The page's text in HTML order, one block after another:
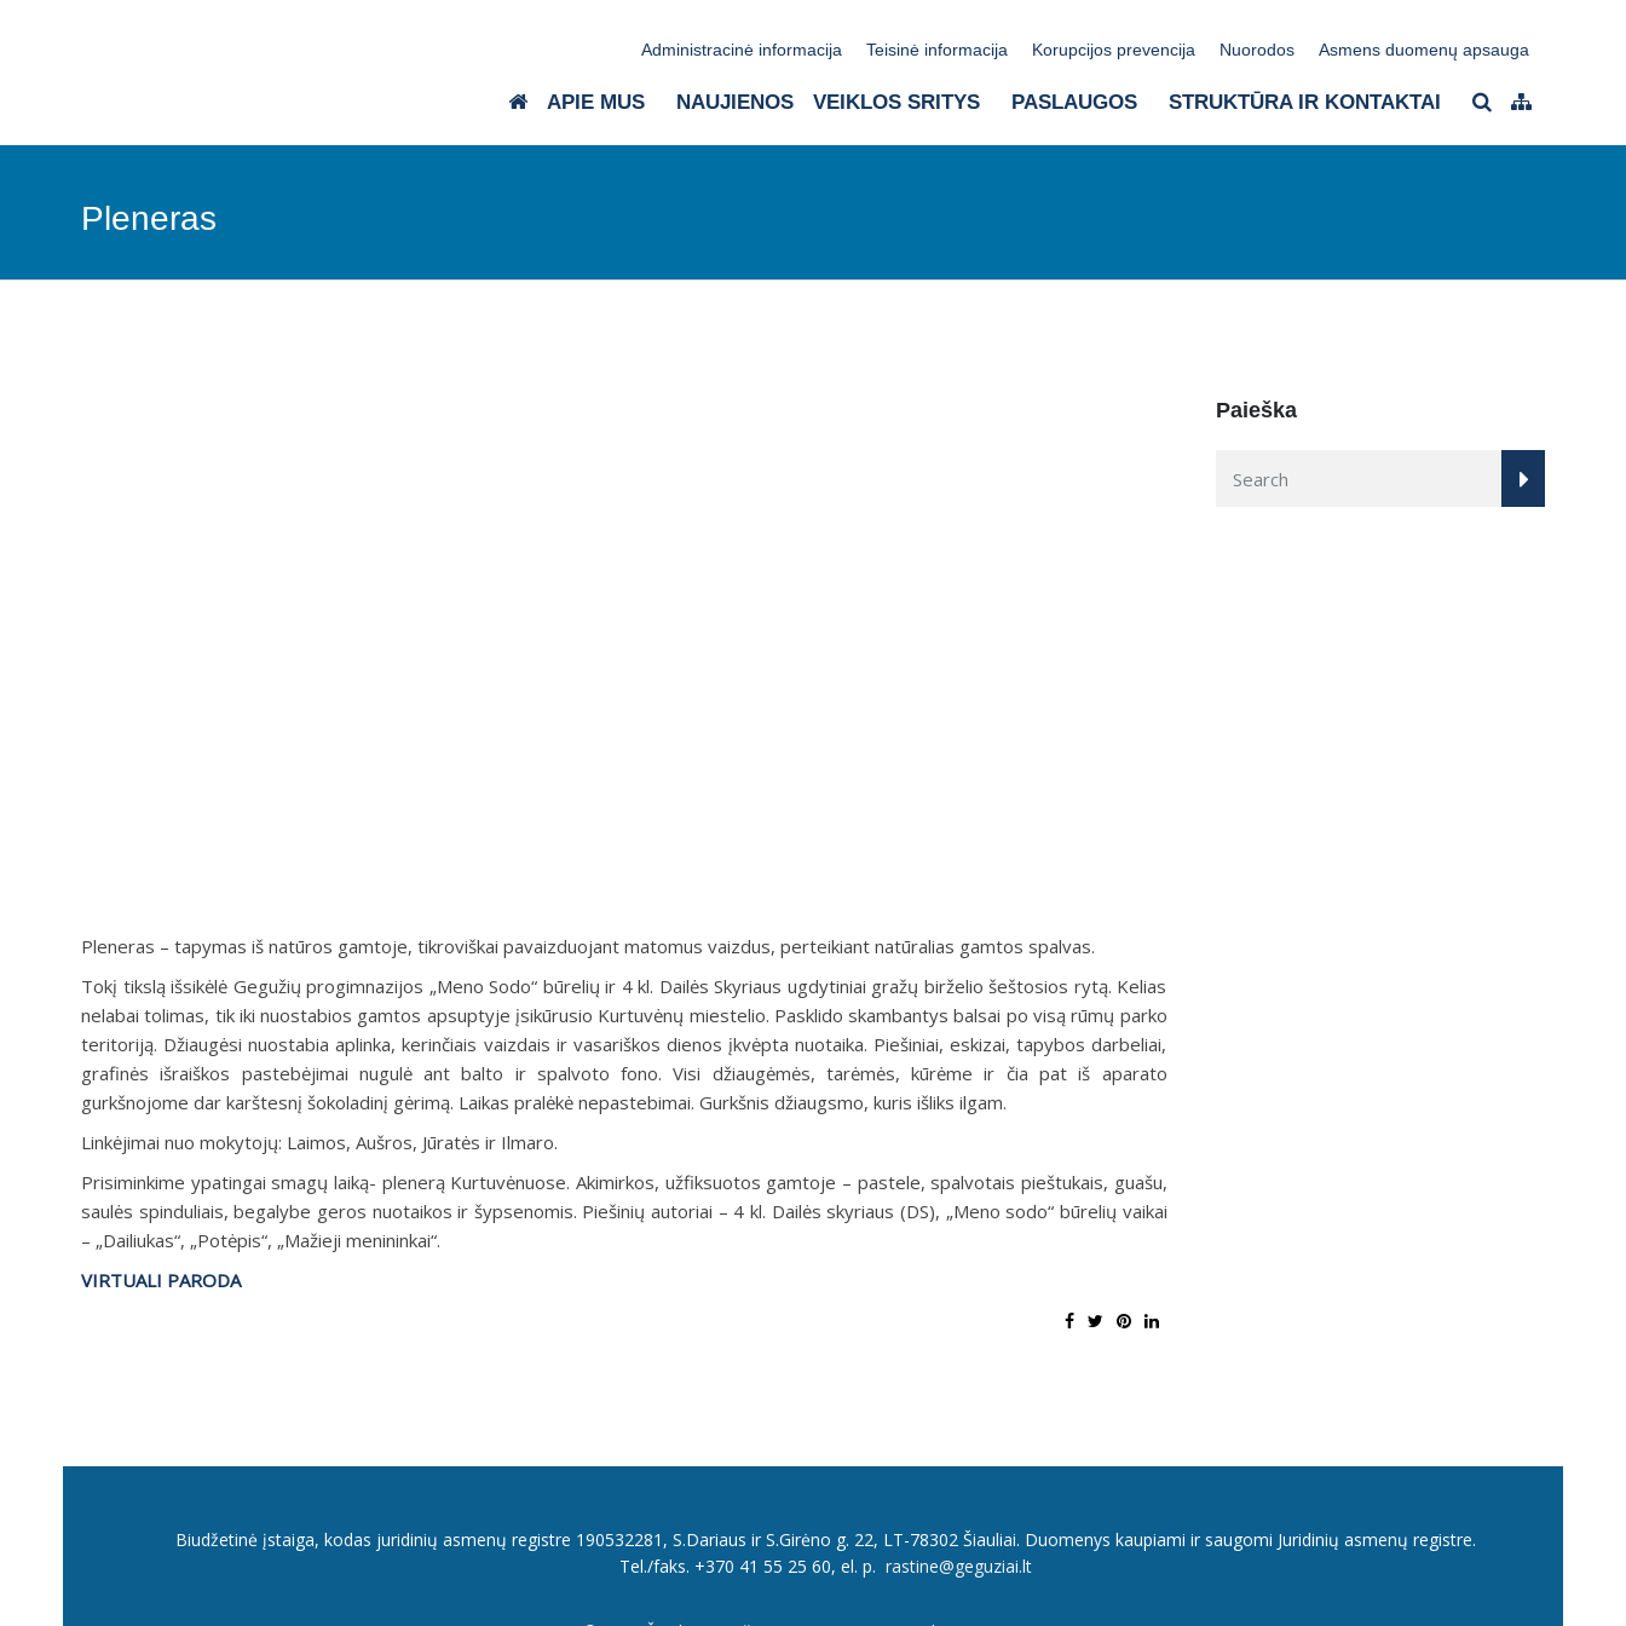
Administracinė informacija Teisinė informacija Korupcijos prevencija Nuorodos Asmens duomenų apsauga
APIE MUS NAUJIENOS VEIKLOS SRITYS PASLAUGOS STRUKTŪRA IR KONTAKTAI
Pleneras
Pleneras – tapymas iš natūros gamtoje, tikroviškai pavaizduojant matomus vaizdus, perteikiant natūralias gamtos spalvas.
Tokį tikslą išsikėlė Gegužių progimnazijos „Meno Sodo“ būrelių ir 4 kl. Dailės Skyriaus ugdytiniai gražų birželio šeštosios rytą. Kelias
nelabai tolimas, tik iki nuostabios gamtos apsuptyje įsikūrusio Kurtuvėnų miestelio. Pasklido skambantys balsai po visą rūmų parko
teritoriją. Džiaugėsi nuostabia aplinka, kerinčiais vaizdais ir vasariškos dienos įkvėpta nuotaika. Piešiniai, eskizai, tapybos darbeliai,
grafinės išraiškos pastebėjimai nugulė ant balto ir spalvoto fono. Visi džiaugėmės, tarėmės, kūrėme ir čia pat iš aparato
gurkšnojome dar karštesnį šokoladinį gėrimą. Laikas pralėkė nepastebimai. Gurkšnis džiaugsmo, kuris išliks ilgam.
Linkėjimai nuo mokytojų: Laimos, Aušros, Jūratės ir Ilmaro.
Prisiminkime ypatingai smagų laiką- plenerą Kurtuvėnuose. Akimirkos, užfiksuotos gamtoje – pastele, spalvotais pieštukais, guašu,
saulės spinduliais, begalybe geros nuotaikos ir šypsenomis. Piešinių autoriai – 4 kl. Dailės skyriaus (DS), „Meno sodo“ būrelių vaikai
– „Dailiukas“, „Potėpis“, „Mažieji menininkai“.
VIRTUALI PARODA
Paieška
Biudžetinė įstaiga, kodas juridinių asmenų registre 190532281, S.Dariaus ir S.Girėno g. 22, LT-78302 Šiauliai. Duomenys kaupiami ir saugomi Juridinių asmenų registre.
Tel./faks. +370 41 55 25 60, el. p. rastine@geguziai.lt